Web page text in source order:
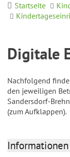
Startseite
Digitale
Nachfolgend
den jeweiligen
Sandersdorf-
(zum Aufklappen).